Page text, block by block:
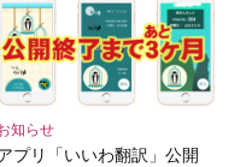
知らせ
プリ「いいわ翻訳」公開